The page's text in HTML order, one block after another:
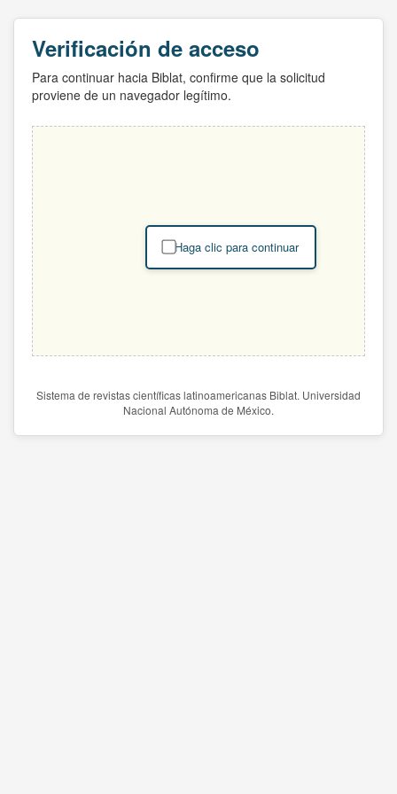
Verificación de acceso
Para continuar hacia Biblat, confirme que la solicitud
proviene de un navegador legítimo.
Haga clic para continuar
Sistema de revistas científicas latinoamericanas Biblat. Universidad
Nacional Autónoma de México.